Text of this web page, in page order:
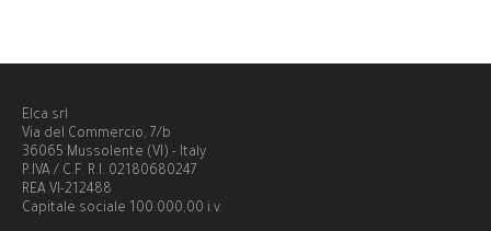
Elca srl
Via del Commercio, 7/b
36065 Mussolente (VI) - Italy
P.IVA / C.F. R.I. 02180680247
REA VI-212488
Capitale sociale 100.000,00 i.v.